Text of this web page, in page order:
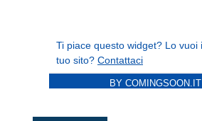
BY COMINGSOON.IT